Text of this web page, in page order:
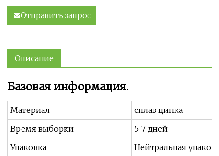
Отправить запрос
Описание
Базовая информация.
Материал
сплав цинка
Время выборки
5-7 дней
Упаковка
Нейтральная